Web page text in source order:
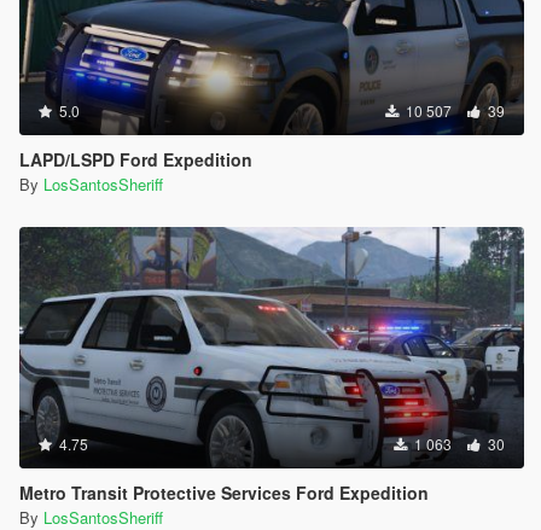
5.0 10 507 39
LAPD/LSPD Ford Expedition
By LosSantosSheriff
4.75 1 063 30
Metro Transit Protective Services Ford Expedition
By LosSantosSheriff